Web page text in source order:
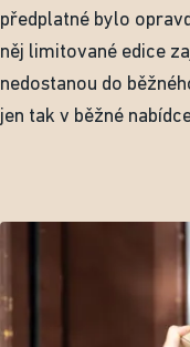
předplatné bylo
něj limitované edice
nedostanou do
jen tak v běžné